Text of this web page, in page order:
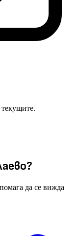
да се вижда